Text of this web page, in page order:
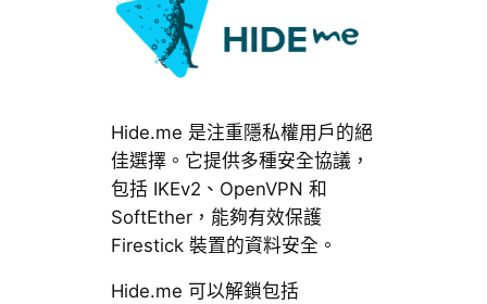
Hide.me 是注重隱私權用戶的絕
佳選擇。它提供多種安全協議，
包括 IKEv2、OpenVPN 和
SoftEther，能夠有效保護
Firestick 裝置的資料安全。
Hide.me 可以解鎖包括